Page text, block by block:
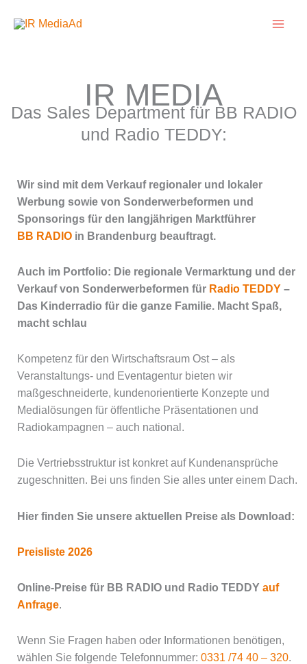
Inhalt
IR MEDIA
Das Sales Department für BB RADIO
und Radio TEDDY:
Wir sind mit dem Verkauf regionaler und lokaler
Werbung sowie von Sonderwerbeformen und
Sponsorings für den langjährigen Marktführer
BB RADIO in Brandenburg beauftragt.
Auch im Portfolio: Die regionale Vermarktung und der
Verkauf von Sonderwerbeformen für Radio TEDDY –
Das Kinderradio für die ganze Familie. Macht Spaß,
macht schlau
Kompetenz für den Wirtschaftsraum Ost – als
Veranstaltungs- und Eventagentur bieten wir
maßgeschneiderte, kundenorientierte Konzepte und
Medialösungen für öffentliche Präsentationen und
Radiokampagnen – auch national.
Die Vertriebsstruktur ist konkret auf Kundenansprüche
zugeschnitten. Bei uns finden Sie alles unter einem Dach.
Hier finden Sie unsere aktuellen Preise als Download:
Preisliste 2026
Online-Preise für BB RADIO und Radio TEDDY auf
Anfrage.
Wenn Sie Fragen haben oder Informationen benötigen,
wählen Sie folgende Telefonnummer: 0331 /74 40 – 320.